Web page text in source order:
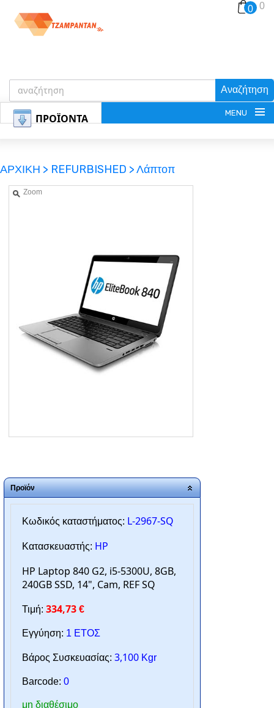
Αναζήτηση
0 0
ΠΡΟΪΟΝΤΑ MENU
ΠΟΙΟΙ ΕΙΜΑΣΤΕ
ΑΡΧΙΚΗ > REFURBISHED >Λάπτοπ
Zoom
Προϊόν
Κωδικός καταστήματος: L-2967-SQ
Κατασκευαστής: HP
HP Laptop 840 G2, i5-5300U, 8GB,
240GB SSD, 14", Cam, REF SQ
Τιμή: 334,73 €
Εγγύηση: 1 ΕΤΟΣ
Βάρος Συσκευασίας: 3,100 Kgr
Barcode: 0
μη διαθέσιμο